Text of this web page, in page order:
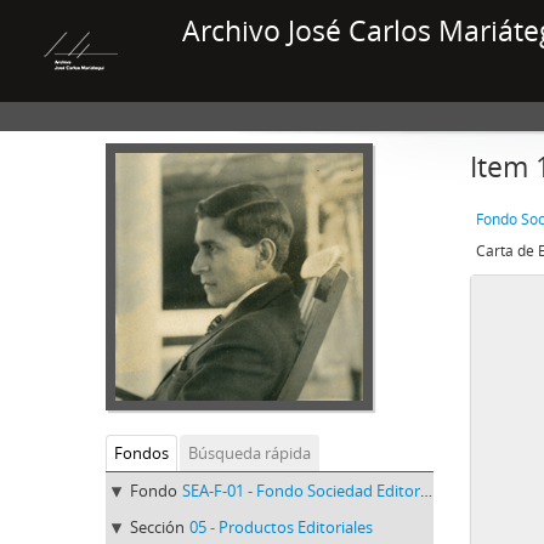
Archivo José Carlos
Fondos
Búsqueda rápida
Fondo SEA-F-01 - Fondo Sociedad Editora Amauta
Sección 05 - Productos Editoriales
Item
Fondo
Carta de